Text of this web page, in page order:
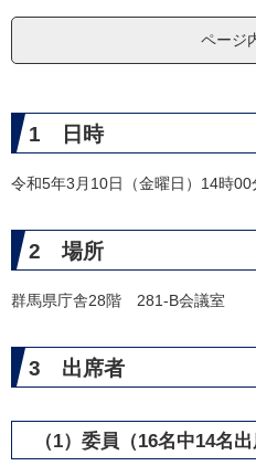
ページ
1 日時
令和5年3月10日（金曜日）14時
2 場所
群馬県庁舎28階 281-B会議室
3 出席者
（1）委員（16名中14名出